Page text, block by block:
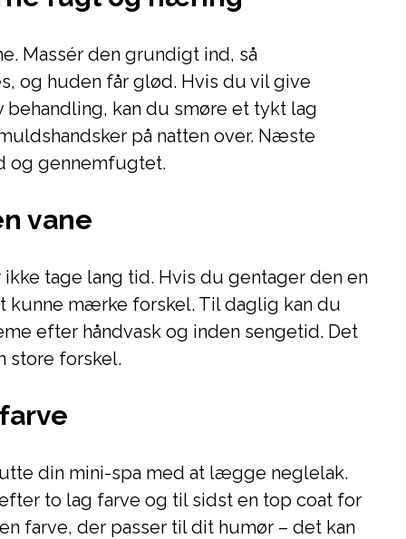
Massér den grundigt ind, så
og huden får glød. Hvis du vil give
kan du smøre et tykt lag
på natten over. Næste
og gennemfugtet.
vane
tage lang tid. Hvis du gentager den en
kunne mærke forskel. Til daglig kan du
efter håndvask og inden sengetid. Det
store forskel.
din mini-spa med at lægge neglelak.
to lag farve og til sidst en top coat for
farve, der passer til dit humør – det kan